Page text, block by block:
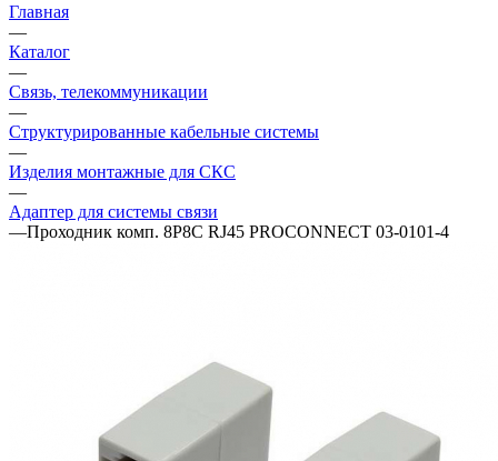
Главная
—
Каталог
—
Связь, телекоммуникации
—
Структурированные кабельные системы
—
Изделия монтажные для СКС
—
Адаптер для системы связи
—Проходник комп. 8P8C RJ45 PROCONNECT 03-0101-4